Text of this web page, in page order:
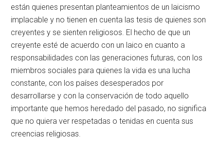
están quienes presentan planteamientos de un laicismo
implacable y no tienen en cuenta las tesis de quienes son
creyentes y se sienten religiosos. El hecho de que un
creyente esté de acuerdo con un laico en cuanto a
responsabilidades con las generaciones futuras, con los
miembros sociales para quienes la vida es una lucha
constante, con los países desesperados por
desarrollarse y con la conservación de todo aquello
importante que hemos heredado del pasado, no significa
que no quiera ver respetadas o tenidas en cuenta sus
creencias religiosas.